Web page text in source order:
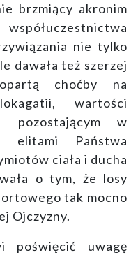
brzmiący akronim
nie tylko
dawała też szerzej
choćby na
wartości
pozostającym w
elitami Państwa
ciała i ducha
o tym, że losy
tak mocno
Ojczyzny.
poświęcić uwagę